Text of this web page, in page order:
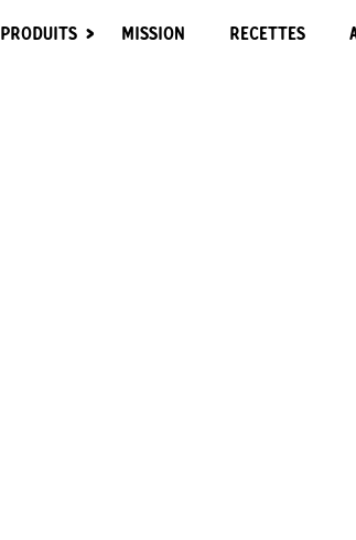
PRODUITS MISSION RECETTES